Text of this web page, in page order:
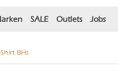
SALE Outlets Jobs
Shirt BHs